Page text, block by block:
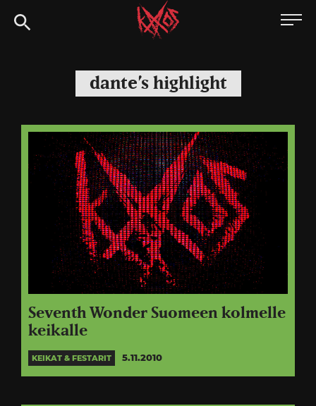
Siirry
suoraan
Kaaoszine
dante’s highlight
Seventh Wonder Suomeen kolmelle
keikalle
KEIKAT & FESTARIT 5.11.2010